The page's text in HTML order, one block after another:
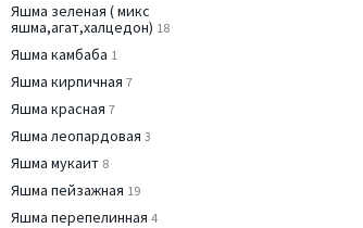
Яшма зеленая ( микс
яшма,агат,халцедон) 18
Яшма камбаба 1
Яшма кирпичная 7
Яшма красная 7
Яшма леопардовая 3
Яшма мукаит 8
Яшма пейзажная 19
Яшма перепелинная 4